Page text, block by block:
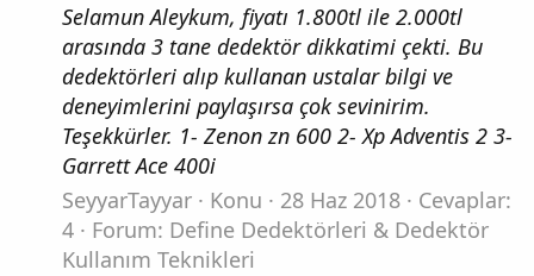
Selamun Aleykum, fiyatı 1.800tl ile 2.000tl
arasında 3 tane dedektör dikkatimi çekti. Bu
dedektörleri alıp kullanan ustalar bilgi ve
deneyimlerini paylaşırsa çok sevinirim.
Teşekkürler. 1- Zenon zn 600 2- Xp Adventis 2 3-
Garrett Ace 400i
SeyyarTayyar
Konu 28 Haz 2018
Cevaplar:
4
Forum: Define Dedektörleri & Dedektör
Kullanım Teknikleri